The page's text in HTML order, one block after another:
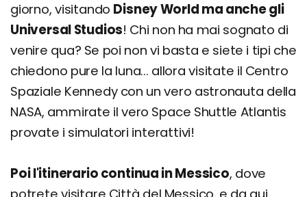
giorno, visitando Disney World ma anche gli
Universal Studios! Chi non ha mai sognato di
venire qua? Se poi non vi basta e siete i tipi che
chiedono pure la luna... allora visitate il Centro
Spaziale Kennedy con un vero astronauta della
NASA, ammirate il vero Space Shuttle Atlantis
provate i simulatori interattivi!
Poi l'itinerario continua in Messico, dove